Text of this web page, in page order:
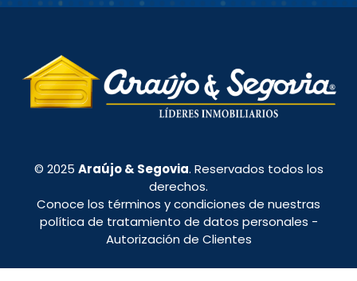
© 2025 Araújo & Segovia. Reservados todos los
derechos.
Conoce los términos y condiciones de nuestras
política de tratamiento de datos personales -
Autorización de Clientes